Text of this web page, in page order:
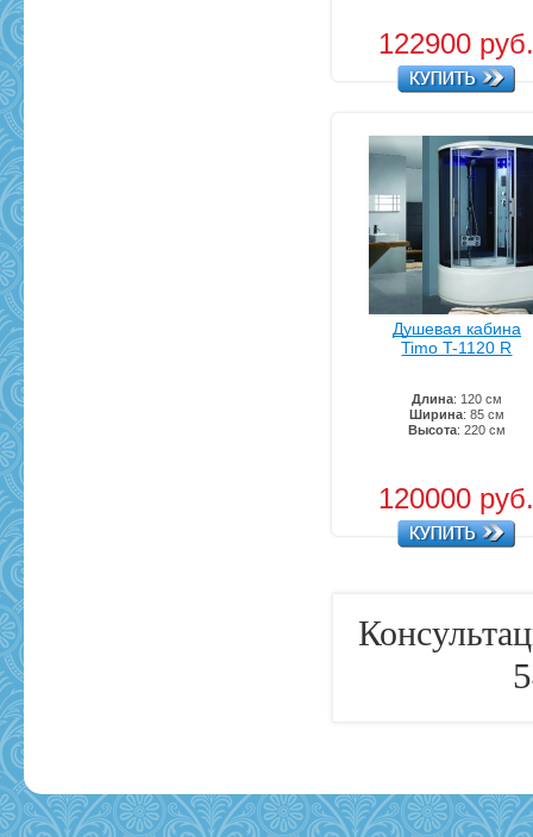
122900
Душевая кабина
Timo T-1120 R
Длина: 120 см
Ширина: 85 см
Высота: 220 см
120000